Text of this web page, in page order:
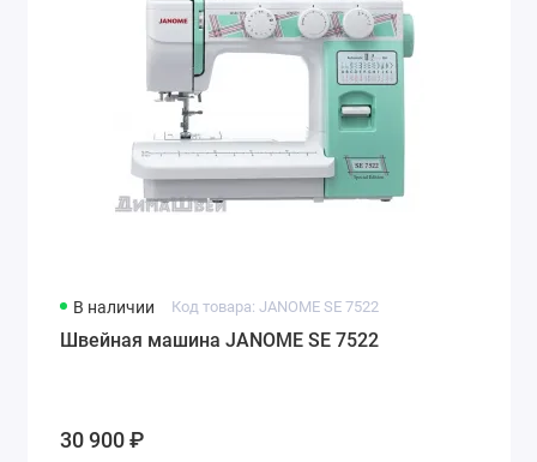
В наличии Код товара: JANOME SE 7522
Швейная машина JANOME SE 7522
30 900 ₽